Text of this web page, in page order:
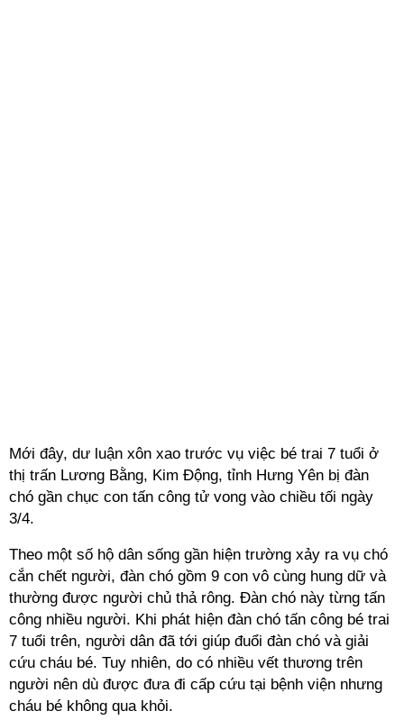
Mới đây, dư luận xôn xao trước vụ việc bé trai 7 tuổi ở
thị trấn Lương Bằng, Kim Động, tỉnh Hưng Yên bị đàn
chó gần chục con tấn công tử vong vào chiều tối ngày
3/4.
Theo một số hộ dân sống gần hiện trường xảy ra vụ chó
cắn chết người, đàn chó gồm 9 con vô cùng hung dữ và
thường được người chủ thả rông. Đàn chó này từng tấn
công nhiều người. Khi phát hiện đàn chó tấn công bé trai
7 tuổi trên, người dân đã tới giúp đuổi đàn chó và giải
cứu cháu bé. Tuy nhiên, do có nhiều vết thương trên
người nên dù được đưa đi cấp cứu tại bệnh viện nhưng
cháu bé không qua khỏi.